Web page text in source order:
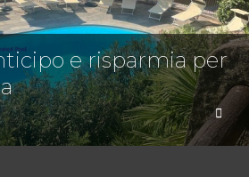
e risparmia per